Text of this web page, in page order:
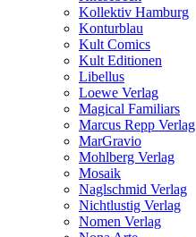
Kollektiv Hamburg
Konturblau
Kult Comics
Kult Editionen
Libellus
Loewe Verlag
Magical Familiars
Marcus Repp Verlag
MarGravio
Mohlberg Verlag
Mosaik
Naglschmid Verlag
Nichtlustig Verlag
Nomen Verlag